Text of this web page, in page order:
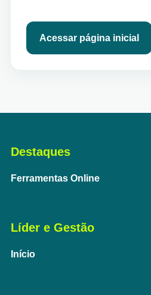
Acessar página inicial
Destaques
Ferramentas Online
Líder e Gestão
Início